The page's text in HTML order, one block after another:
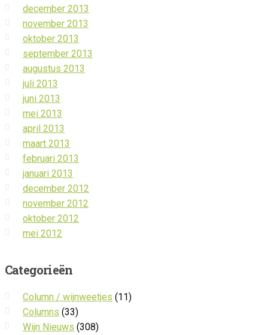
december 2013
november 2013
oktober 2013
september 2013
augustus 2013
juli 2013
juni 2013
mei 2013
april 2013
maart 2013
februari 2013
januari 2013
december 2012
november 2012
oktober 2012
mei 2012
Categorieën
Column / wijnweetjes (11)
Columns (33)
Wijn Nieuws (308)